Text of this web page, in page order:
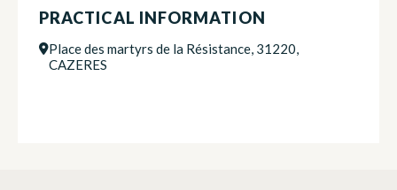
PRACTICAL INFORMATION
Place des martyrs de la Résistance, 31220,
CAZERES